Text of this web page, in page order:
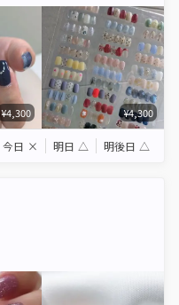
¥4,300 ¥4,300
今日 × 明日 △ 明後日 △